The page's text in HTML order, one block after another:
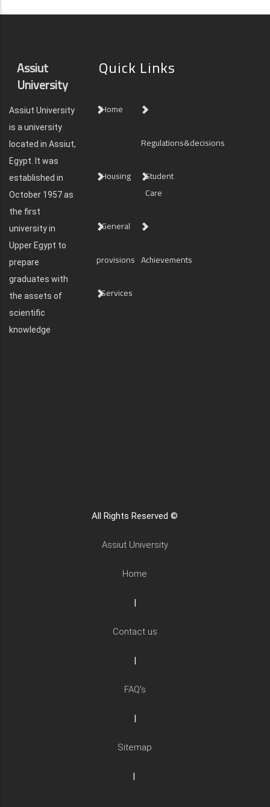
Assiut
University
Assiut University
is a university
located in Assiut,
Egypt. It was
established in
October 1957 as
the first
university in
Upper Egypt to
prepare
graduates with
the assets of
scientific
knowledge
Quick Links
Home
Regulations&decisions
Housing
Student
Care
General
provisions Achievements
Services
All Rights Reserved ©
Assiut University
Home
|
Contact us
|
FAQ's
|
Sitemap
|